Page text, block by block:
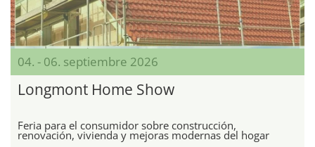
04. - 06. septiembre 2026
Longmont Home Show
Feria para el consumidor sobre construcción,
renovación, vivienda y mejoras modernas del hogar